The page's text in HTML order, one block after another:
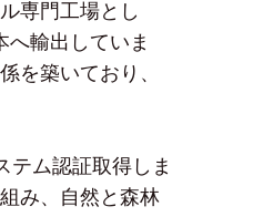
専門工場とし
へ輸出していま
を築いており、
テム認証取得しま
み、自然と森林